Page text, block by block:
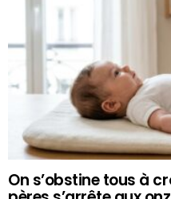
On s’obstine tous à